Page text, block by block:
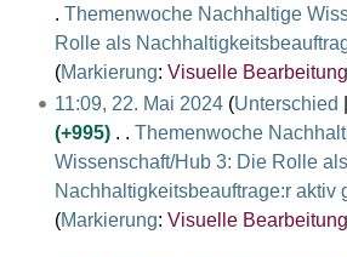
z
u
s
a
m
m
e
n
u
n
g
s
z
u
s
r
b
e
i
t
u
n
n
e
B
e
a
r
b
Themenwoche Nachhaltige
Rolle als
K
e
i
n
e
B
Markierung: Visuelle Bearbeitung
11:09, 22. Mai 2024 Unterschied
+995
Themenwoche
Wissenschaft/Hub 3: Die Rolle als
Nachhaltigkeitsbeauftrage:r aktiv
KMarkierung: Visuelle Bearbeitung